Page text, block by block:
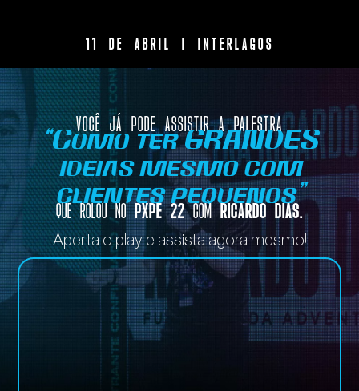
11 DE ABRIL | INTERLAGOS
VOCÊ JÁ PODE ASSISTIR A PALESTRA
“Como ter GRANDES
ideias mesmo com
clientes pequenos”
QUE ROLOU NOPXPE 22COM RICARDO DIAS.
Aperta o play e assista agora mesmo!